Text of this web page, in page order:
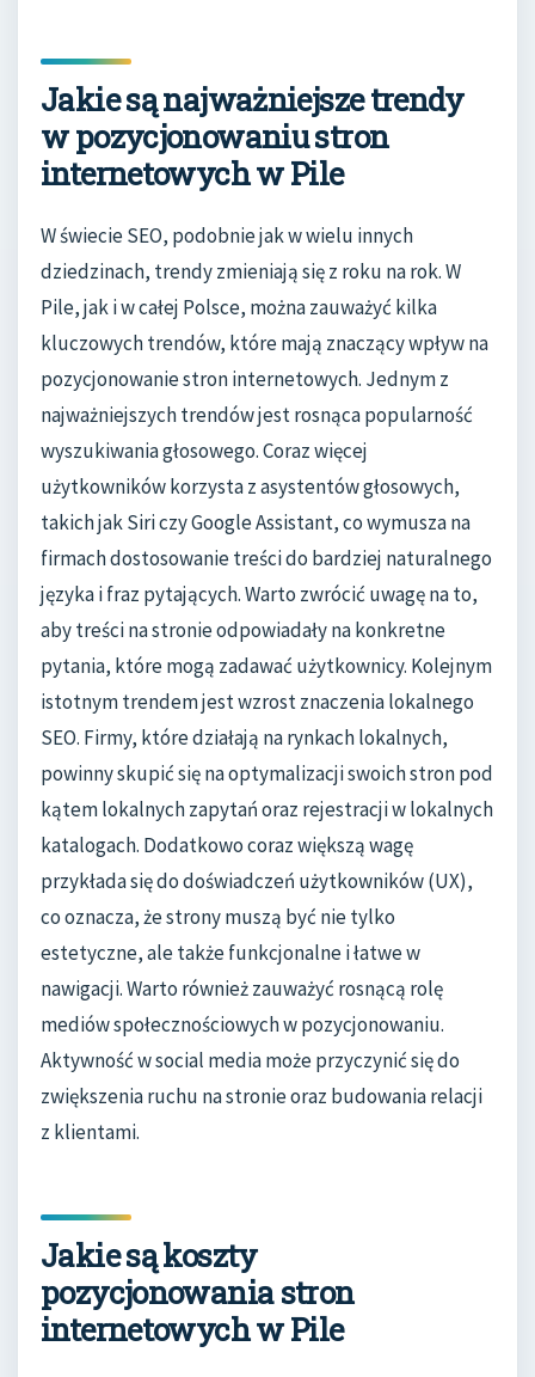
Jakie są najważniejsze trendy
w pozycjonowaniu stron
internetowych w Pile
W świecie SEO, podobnie jak w wielu innych
dziedzinach, trendy zmieniają się z roku na rok. W
Pile, jak i w całej Polsce, można zauważyć kilka
kluczowych trendów, które mają znaczący wpływ na
pozycjonowanie stron internetowych. Jednym z
najważniejszych trendów jest rosnąca popularność
wyszukiwania głosowego. Coraz więcej
użytkowników korzysta z asystentów głosowych,
takich jak Siri czy Google Assistant, co wymusza na
firmach dostosowanie treści do bardziej naturalnego
języka i fraz pytających. Warto zwrócić uwagę na to,
aby treści na stronie odpowiadały na konkretne
pytania, które mogą zadawać użytkownicy. Kolejnym
istotnym trendem jest wzrost znaczenia lokalnego
SEO. Firmy, które działają na rynkach lokalnych,
powinny skupić się na optymalizacji swoich stron pod
kątem lokalnych zapytań oraz rejestracji w lokalnych
katalogach. Dodatkowo coraz większą wagę
przykłada się do doświadczeń użytkowników (UX),
co oznacza, że strony muszą być nie tylko
estetyczne, ale także funkcjonalne i łatwe w
nawigacji. Warto również zauważyć rosnącą rolę
mediów społecznościowych w pozycjonowaniu.
Aktywność w social media może przyczynić się do
zwiększenia ruchu na stronie oraz budowania relacji
z klientami.
Jakie są koszty
pozycjonowania stron
internetowych w Pile